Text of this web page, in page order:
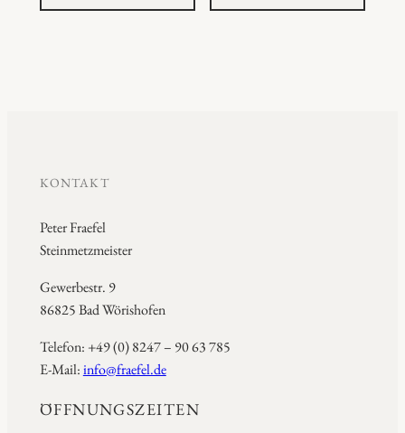
KONTAKT
Peter Fraefel
Steinmetzmeister
Gewerbestr. 9
86825 Bad Wörishofen
Telefon: +49 (0) 8247 – 90 63 785
E-Mail:info@fraefel.de
ÖFFNUNGSZEITEN